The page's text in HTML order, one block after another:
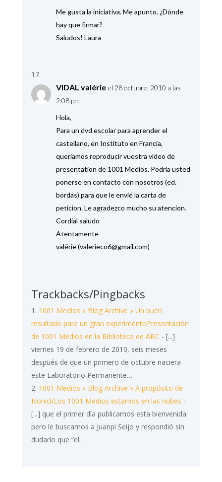
Me gusta la iniciativa. Me apunto. ¿Dónde
hay que firmar?
Saludos! Laura
VIDAL valérie el 28 octubre, 2010 a las
2:08 pm
Hola,
Para un dvd escolar para aprender el
castellano, en Instituto en Francia,
queriamos reproducir vuestra video de
presentation de 1001 Medios. Podria usted
ponerse en contacto con nosotros (ed.
bordas) para que le envié la carta de
peticion. Le agradezco mucho su atencion.
Cordial saludo
Atentamente
valérie (valerieco6@gmail.com)
Trackbacks/Pingbacks
1001 Medios » Blog Archive » Un buen
resultado para un gran experimentoPresentación
de 1001 Medios en la Biblioteca de ABC - [...]
viernes 19 de febrero de 2010, seis meses
después de que un primero de octubre naciera
este Laboratorio Permanente…
1001 Medios » Blog Archive » A propósito de
NonickLos 1001 Medios estamos en las nubes -
[...] que el primer día publicamos esta bienvenida.
pero le buscamos a Juanpi Seijo y respondió sin
dudarlo que “el…